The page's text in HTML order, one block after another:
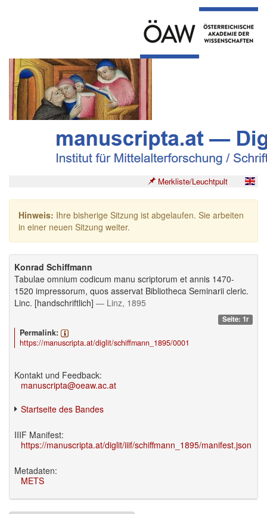
Merkliste/Leuchtpult
Hinweis: Ihre bisherige Sitzung ist abgelaufen. Sie arbeiten
in einer neuen Sitzung weiter.
Konrad Schiffmann
Tabulae omnium codicum manu scriptorum et annis 1470-
1520 impressorum, quos asservat Bibliotheca Seminarii cleric.
Linc. [handschriftlich] — Linz, 1895
Seite: 1r
Permalink:
https://manuscripta.at/diglit/schiffmann_1895/0001
Kontakt und Feedback:
manuscripta@oeaw.ac.at
Startseite des Bandes
IIIF Manifest:
https://manuscripta.at/diglit/iiif/schiffmann_1895/manifest.json
Metadaten:
METS